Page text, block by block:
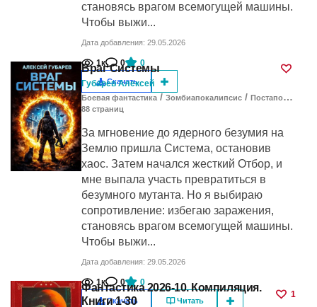
становясь врагом всемогущей машины.
Чтобы выжи...
Дата добавления: 29.05.2026
1к 0 0
Скачать
Враг Системы
Губарев Алексей
Боевая фантастика / Зомбиапокалипсис / Постапокалипсис
88 cтраниц
За мгновение до ядерного безумия на
Землю пришла Система, остановив
хаос. Затем начался жесткий Отбор, и
мне выпала участь превратиться в
безумного мутанта. Но я выбираю
сопротивление: избегаю заражения,
становясь врагом всемогущей машины.
Чтобы выжи...
Дата добавления: 29.05.2026
1к 0 0
Скачать Читать
Фантастика 2026-10. Компиляция.
Книги 1-30
1